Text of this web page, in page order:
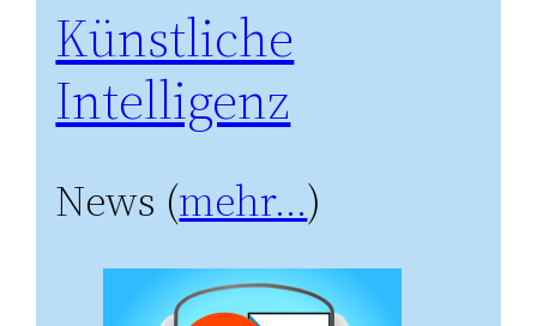
Künstliche
Intelligenz
News (mehr…)